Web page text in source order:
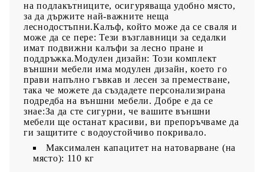
на подлакътниците, осигуряваща удобно място,
за да държите най-важните неща
леснодостъпни.Калъф, който може да се сваля и
може да се пере: Тези възглавници за седалки
имат подвижни калъфи за лесно пране и
поддръжка.Модулен дизайн: Този комплект
външни мебели има модулен дизайн, което го
прави напълно гъвкав и лесен за преместване,
така че можете да създадете персонализирана
подредба на външни мебели. Добре е да се
знае:За да сте сигурни, че вашите външни
мебели ще останат красиви, ви препоръчваме да
ги защитите с водоустойчиво покривало.
Максимален капацитет на натоварване (на
място): 110 кг